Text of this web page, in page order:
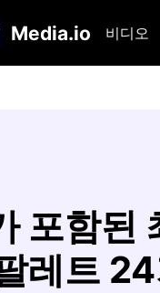
Media.io 비디오
포함된
레트